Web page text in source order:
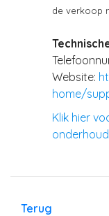
de verkoop
Website:
home/
Klik hier
Terug